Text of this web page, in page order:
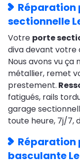
Réparation
sectionnelle
Votre porte
diva devant votre
Nous avons vu ça
métallier, remet
prestement.
fatigués, rails
garage
toute heure, 7j/7,
Réparation
basculante